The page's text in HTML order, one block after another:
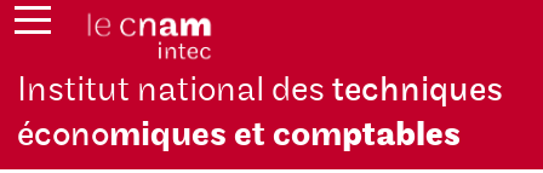
Institut national destechniques
économiques et comptables